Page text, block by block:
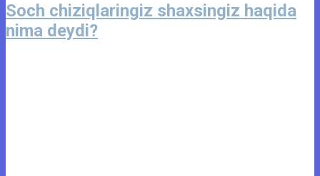
Soch chiziqlaringiz shaxsingiz haqida
nima deydi?